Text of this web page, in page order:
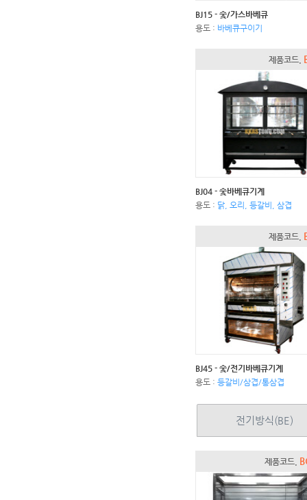
BJ15 - 숯/가스바베큐
용도 : 바베큐구이기
제품코드.
BJ04 - 숯바베큐기계
용도 : 닭, 오리, 등갈비, 삼겹
제품코드.
BJ45 - 숯/전기바베큐기계
용도 : 등갈비/삼겹/통삼겹
전기방식(BE)
제품코드.